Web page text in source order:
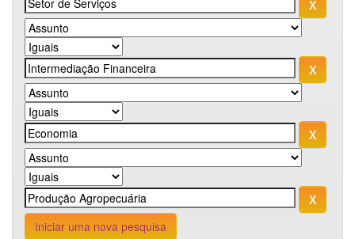
Iniciar uma nova pesquisa